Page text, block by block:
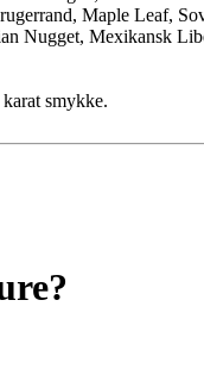
Maple Leaf,
Nugget, Mexikansk
smykke.